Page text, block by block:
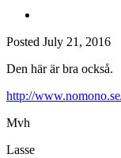
Posted July 21, 2016
Den här är bra också.
http://
Mvh
Lasse